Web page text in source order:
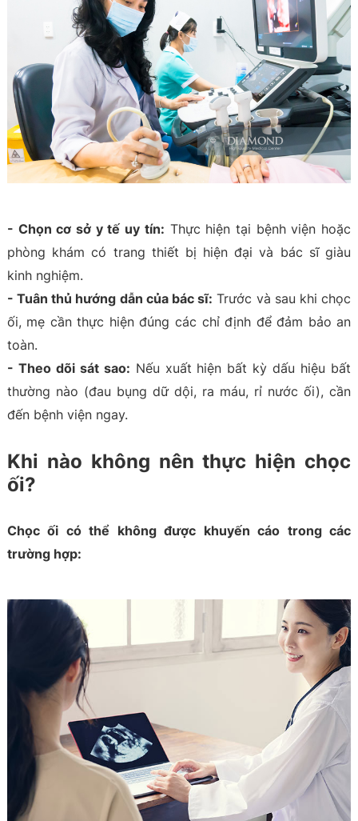
- Chọn cơ sở y tế uy tín: Thực hiện tại bệnh viện hoặc
phòng khám có trang thiết bị hiện đại và bác sĩ giàu
kinh nghiệm.
- Tuân thủ hướng dẫn của bác sĩ: Trước và sau khi chọc
ối, mẹ cần thực hiện đúng các chỉ định để đảm bảo an
toàn.
- Theo dõi sát sao: Nếu xuất hiện bất kỳ dấu hiệu bất
thường nào (đau bụng dữ dội, ra máu, rỉ nước ối), cần
đến bệnh viện ngay.
Khi nào không nên thực hiện chọc
ối?
Chọc ối có thể không được khuyến cáo trong các
trường hợp: